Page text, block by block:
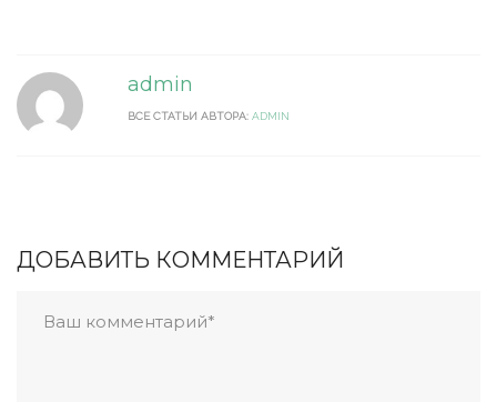
admin
ВСЕ СТАТЬИ АВТОРА: ADMIN
ДОБАВИТЬ КОММЕНТАРИЙ